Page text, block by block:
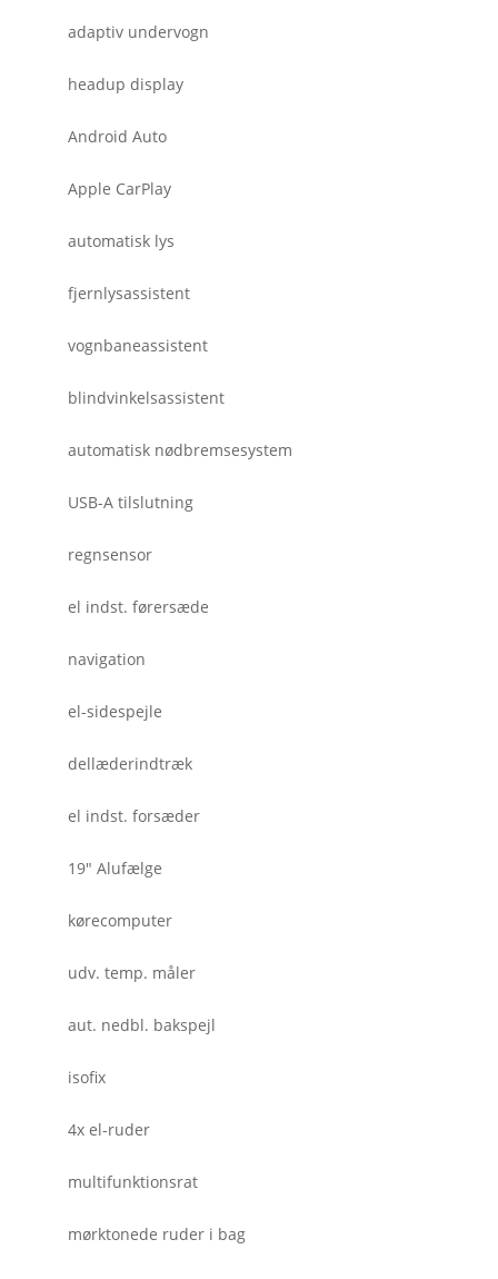
adaptiv undervogn
headup display
Android Auto
Apple CarPlay
automatisk lys
fjernlysassistent
vognbaneassistent
blindvinkelsassistent
automatisk nødbremsesystem
USB-A tilslutning
regnsensor
el indst. førersæde
navigation
el-sidespejle
dellæderindtræk
el indst. forsæder
19" Alufælge
kørecomputer
udv. temp. måler
aut. nedbl. bakspejl
isofix
4x el-ruder
multifunktionsrat
mørktonede ruder i bag